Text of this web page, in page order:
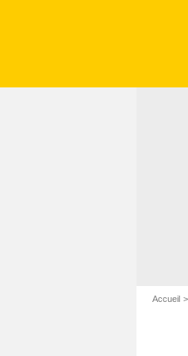
Accueil